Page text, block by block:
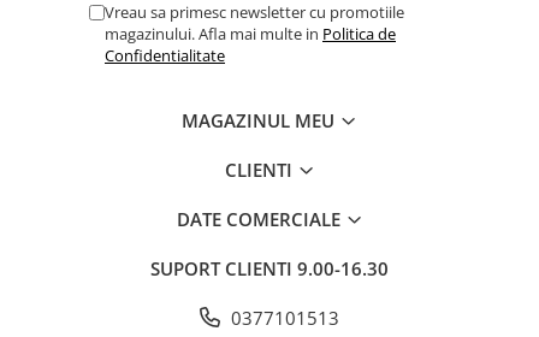
Vreau sa primesc newsletter cu promotiile
magazinului. Afla mai multe in Politica de
Confidentialitate
MAGAZINUL MEU
CLIENTI
DATE COMERCIALE
SUPORT CLIENTI 9.00-16.30
0377101513